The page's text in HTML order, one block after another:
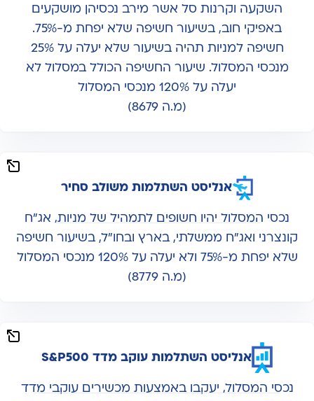
השקעה וקרנות סל אשר מירב נכסיהן מושקעים
באפיקי חוב, בשיעור חשיפה שלא יפחת מ-75%.
חשיפה למניות תהיה בשיעור שלא יעלה על 25%
מנכסי המסלול. שיעור החשיפה הכולל במסלול לא
יעלה על 120% מנכסי המסלול
(מ.ה 8679)
אנליסט השתלמות משולב סחיר
נכסי המסלול יהיו חשופים לתמהיל של מניות, אג"ח
קונצרני ואג"ח ממשלתי, בארץ ובחו"ל, בשיעור חשיפה
שלא יפחת מ-75% ולא יעלה על 120% מנכסי המסלול
(מ.ה 8779)
אנליסט השתלמות עוקב מדד S&P500
נכסי המסלול, יעקבו באמצעות מכשירים עוקבי מדד